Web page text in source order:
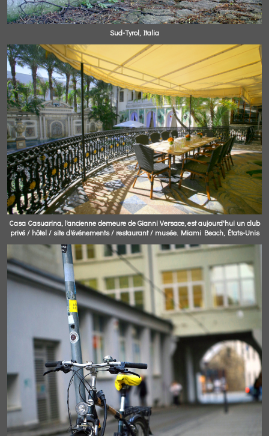
Sud-Tyrol, Italia
Casa Casuarina, l'ancienne demeure de Gianni Versace, est aujourd'hui un club
privé / hôtel / site d'événements / restaurant / musée. Miami Beach, États-Unis